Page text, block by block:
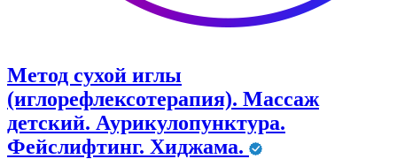
Метод сухой иглы
(иглорефлексотерапия). Массаж
детский. Аурикулопунктура.
Фейслифтинг. Хиджама.